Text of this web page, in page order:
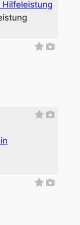
Hilfeleistung